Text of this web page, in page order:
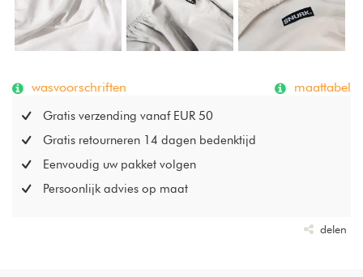
wasvoorschriften maattabel
Gratis verzending vanaf EUR 50
Gratis retourneren 14 dagen bedenktijd
Eenvoudig uw pakket volgen
Persoonlijk advies op maat
delen